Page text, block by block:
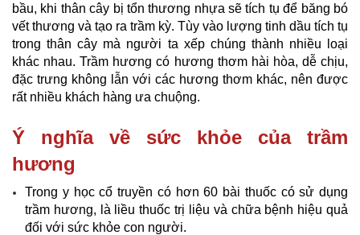
bầu, khi thân cây bị tổn thương nhựa sẽ tích tụ để băng bó
vết thương và tạo ra trầm kỳ. Tùy vào lượng tinh dầu tích tụ
trong thân cây mà người ta xếp chúng thành nhiều loại
khác nhau. Trầm hương có hương thơm hài hòa, dễ chịu,
đặc trưng không lẫn với các hương thơm khác, nên được
rất nhiều khách hàng ưa chuộng.
Ý nghĩa về sức khỏe của trầm
hương
Trong y học cổ truyền có hơn 60 bài thuốc có sử dụng
trầm hương, là liều thuốc trị liệu và chữa bệnh hiệu quả
đối với sức khỏe con người.